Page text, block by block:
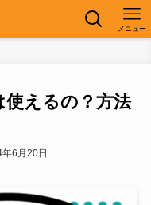
メニュー
使えるの？方法
6月20日